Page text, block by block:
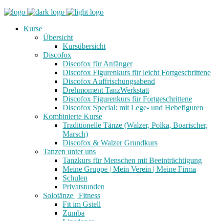
Kurse
Übersicht
Kursübersicht
Discofox
Discofox für Anfänger
Discofox Figurenkurs für leicht Fortgeschrittene
Discofox Auffrischungsabend
Drehmoment TanzWerkstatt
Discofox Figurenkurs für Fortgeschrittene
Discofox Special: mit Lege- und Hebefiguren
Kombinierte Kurse
Traditionelle Tänze (Walzer, Polka, Boarischer,
Marsch)
Discofox & Walzer Grundkurs
Tanzen unter uns
Tanzkurs für Menschen mit Beeinträchtigung
Meine Gruppe | Mein Verein | Meine Firma
Schulen
Privatstunden
Solotänze | Fitness
Fit im Gstell
Zumba